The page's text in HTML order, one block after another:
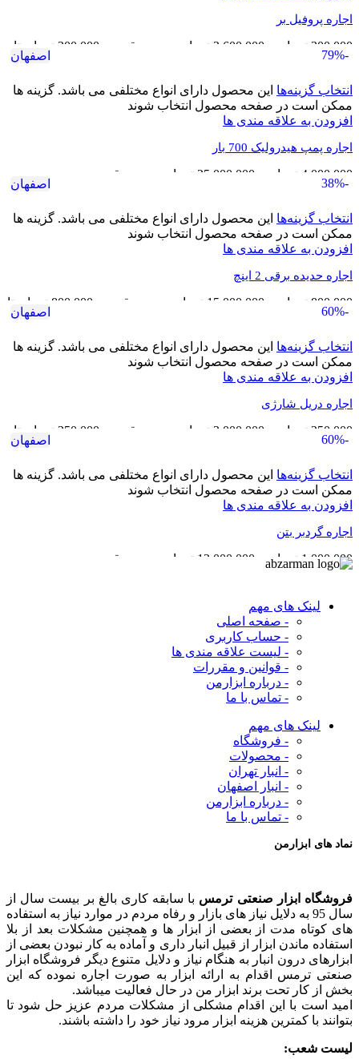
اجاره پروفیل بر
300,000 تومان 3,600,000 تومان
محدوده قیمت: 300,000 تومان تا
3,600,000 تومان
-79% اصفهان
انتخاب گزینه‌ها این محصول دارای انواع مختلفی می باشد. گزینه ها
ممکن است در صفحه محصول انتخاب شوند
افزودن به علاقه مندی ها
اجاره پمپ هیدرولیک 700 بار
4,000,000 تومان 25,000,000 تومان
محدوده قیمت:
4,000,000 تومان تا 25,000,000 تومان
-38% اصفهان
انتخاب گزینه‌ها این محصول دارای انواع مختلفی می باشد. گزینه ها
ممکن است در صفحه محصول انتخاب شوند
افزودن به علاقه مندی ها
اجاره حدیده برقی 2 اینچ
800,000 تومان 15,000,000 تومان
محدوده قیمت: 800,000 تومان تا
15,000,000 تومان
-60% اصفهان
انتخاب گزینه‌ها این محصول دارای انواع مختلفی می باشد. گزینه ها
ممکن است در صفحه محصول انتخاب شوند
افزودن به علاقه مندی ها
اجاره دریل شارژی
250,000 تومان 3,000,000 تومان
محدوده قیمت: 250,000 تومان تا
3,000,000 تومان
-60% اصفهان
انتخاب گزینه‌ها این محصول دارای انواع مختلفی می باشد. گزینه ها
ممکن است در صفحه محصول انتخاب شوند
افزودن به علاقه مندی ها
اجاره گردبر بتن
1,000,000 تومان 12,000,000 تومان
محدوده قیمت:
1,000,000 تومان تا 12,000,000 تومان
لینک های مهم
- صفحه اصلی
- حساب کاربری
- لیست علاقه مندی ها
- قوانین و مقررات
- درباره ابزارمن
- تماس با ما
لینک های مهم
- فروشگاه
- محصولات
- انبار تهران
- انبار اصفهان
- درباره ابزارمن
- تماس با ما
نماد های ابزارمن
فروشگاه ابزار صنعتی ترمس با سابقه کاری بالغ بر بیست سال از
سال 95 به دلایل نیاز های بازار و رفاه مردم در موارد نیاز به استفاده
های کوتاه مدت از بعضی از ابزار ها و همچنین مشکلات بعد از بلا
استفاده ماندن ابزار از قبیل انبار داری و آماده به کار نبودن بعضی از
ابزارهای درون انبار به هنگام نیاز و دلایل متنوع دیگر فروشگاه ابزار
صنعتی ترمس اقدام به ارائه ابزار به صورت اجاره نموده که این
بخش از کار تحت برند ابزار من در حال فعالیت میباشد.
امید است با این اقدام مشکلی از مشکلات مردم عزیز حل شود تا
بتوانند با کمترین هزینه ابزار مرود نیاز خود را داشته باشند.
لیست شعب: